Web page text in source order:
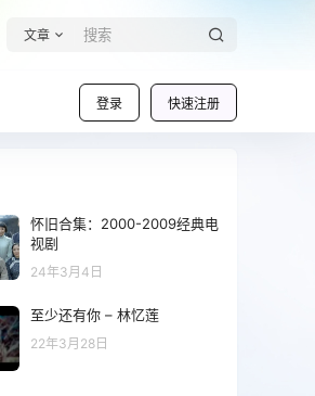
文章
登录 快速注册
怀旧合集：2000-2009经典电
视剧
24年3月4日
至少还有你 – 林忆莲
22年3月28日